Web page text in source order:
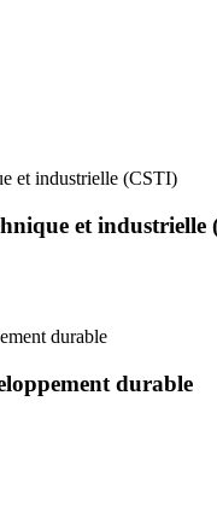
et industrielle (CSTI)
et industrielle
durable
durable